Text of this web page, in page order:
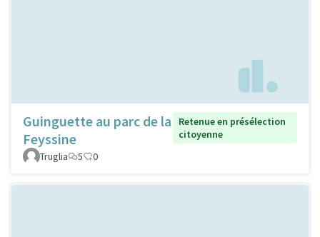
Guinguette au parc de la
Feyssine
Retenue en présélection
citoyenne
Truglia
5 0